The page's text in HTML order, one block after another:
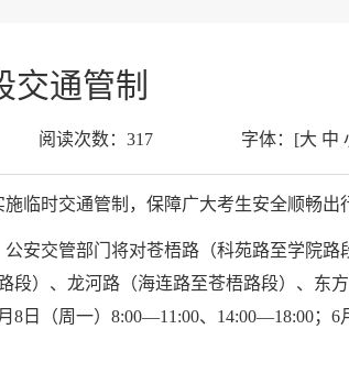
交通管制
阅读次数： 317 字体： [大 中
临时交通管制，保障广大考生安全顺畅出
安交管部门将对苍梧路（科苑路至学院路
）、龙河路（海连路至苍梧路段）、东
日（周一）8:00—11:00、14:00—18:00；6